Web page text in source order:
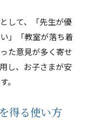
して、「先生が優
」「教室が落ち着
た意見が多く寄せ
し、お子さまが安
。
得る使い方